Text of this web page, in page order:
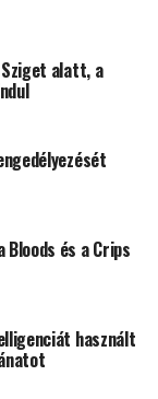
alatt, a
és a Crips
használt